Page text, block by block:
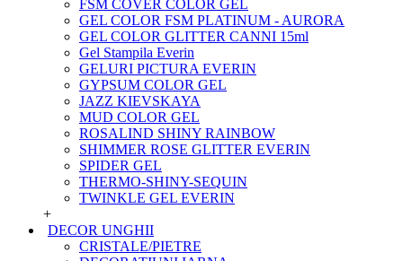
FSM COVER COLOR GEL
GEL COLOR FSM PLATINUM - AURORA
GEL COLOR GLITTER CANNI 15ml
Gel Stampila Everin
GELURI PICTURA EVERIN
GYPSUM COLOR GEL
JAZZ KIEVSKAYA
MUD COLOR GEL
ROSALIND SHINY RAINBOW
SHIMMER ROSE GLITTER EVERIN
SPIDER GEL
THERMO-SHINY-SEQUIN
TWINKLE GEL EVERIN
+
DECOR UNGHII
CRISTALE/PIETRE